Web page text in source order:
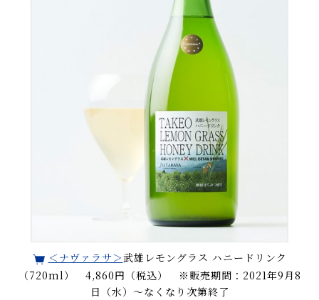
＜ナヴァラサ＞武雄レモングラス ハニードリンク
（720ml） 4,860円（税込） ※販売期間：2021年9月8
日（水）～なくなり次第終了